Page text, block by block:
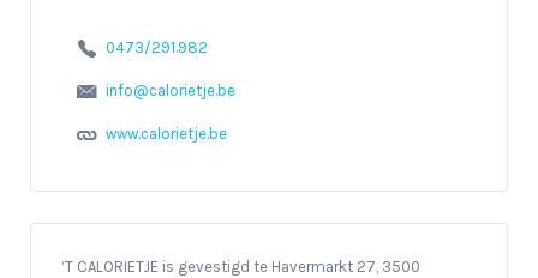
0473/291.982
info@calorietje.be
www.calorietje.be
‘T CALORIETJE is gevestigd te Havermarkt 27, 3500